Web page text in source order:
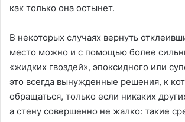
как только она остынет.
В некоторых случаях вернуть
место можно и с помощью более
«жидких гвоздей», эпоксидного или
это всегда вынужденные решения, к
обращаться, только если никаких
а стену совершенно не жалко: такие